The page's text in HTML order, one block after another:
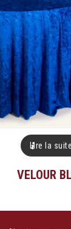
Lire la suite
VELOUR